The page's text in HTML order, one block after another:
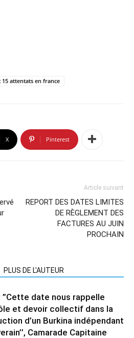
attentats en france
X Pinterest
Article suivant
REPORT DES DATES LIMITES
DE RÈGLEMENT DES
FACTURES AU JUIN
PROCHAIN
PLUS DE L'AUTEUR
”Cette date nous rappelle
et devoir collectif dans la
d’un Burkina indépendant
Camarade Capitaine